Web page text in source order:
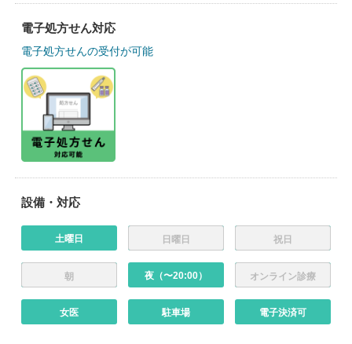
電子処方せん対応
電子処方せんの受付が可能
設備・対応
土曜日 日曜日 祝日
朝 夜（〜20:00） オンライン診療
女医 駐車場 電子決済可